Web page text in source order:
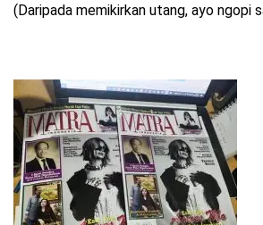
(Daripada memikirkan utang, ayo ngopi